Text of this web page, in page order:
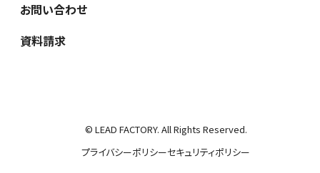
お問い合わせ
資料請求
© LEAD FACTORY. All Rights Reserved.
プライバシーポリシーセキュリティポリシー